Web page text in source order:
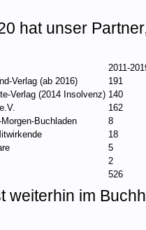
hat unser
2011-
Verlag (ab 2016)
191
Verlag (2014 Insolvenz) 140
162
Buchladen
8
18
5
2
526
weiterhin im